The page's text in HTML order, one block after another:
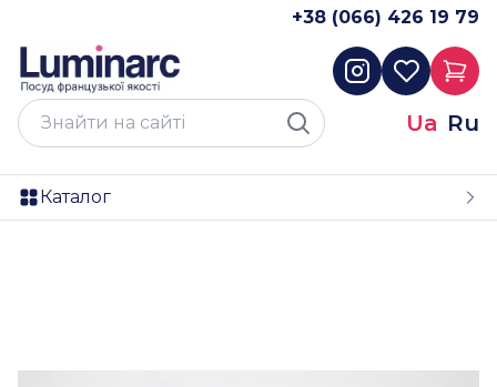
+38 (066) 426 19 79
Ua Ru
Каталог